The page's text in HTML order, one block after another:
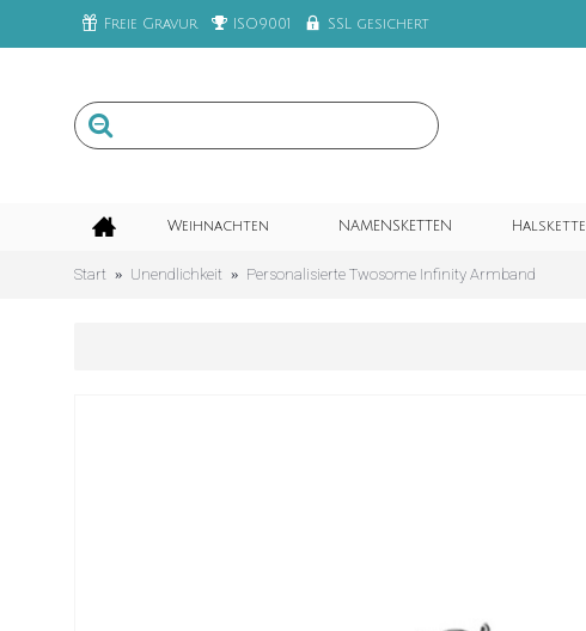
Freie Gravur ISO9001 SSL gesichert
Weihnachten NAMENSKETTEN Halskette
Start Unendlichkeit Personalisierte Twosome Infinity Armband